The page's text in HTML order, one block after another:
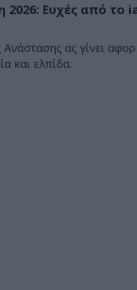
2026: Ευχές από το
ας γίνει
και ελπίδα.